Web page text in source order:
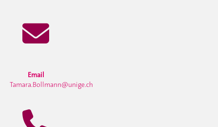
Email
Tamara.Bollmann@unige.ch